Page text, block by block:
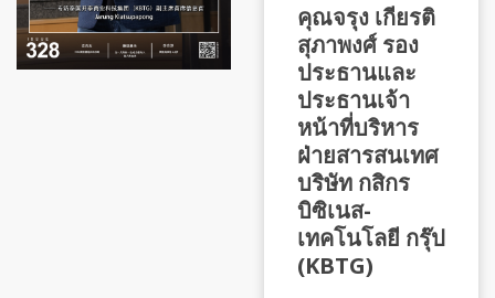
คุณจรุง เกียรติ
สุภาพงศ์ รอง
ประธานและ
ประธานเจ้า
หน้าที่บริหาร
ฝ่ายสารสนเทศ
บริษัท กสิกร
บิซิเนส-
เทคโนโลยี กรุ๊ป
(KBTG)